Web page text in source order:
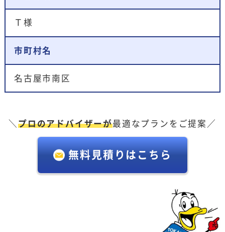
Ｔ様
市町村名
名古屋市南区
＼プロのアドバイザーが最適なプランをご提案／
無料見積りはこちら